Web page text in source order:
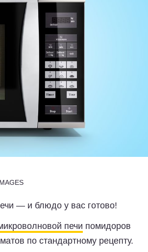
— и блюдо у вас готово!
печи помидоров
по стандартному рецепту.